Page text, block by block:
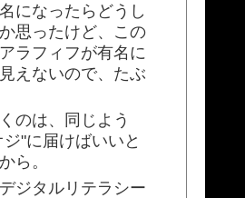
になったらどうし
思ったけど、この
ラフィフが有名に
えないので、たぶ
のは、同じよう
"に届けばいいと
ら。
ジタルリテラシー